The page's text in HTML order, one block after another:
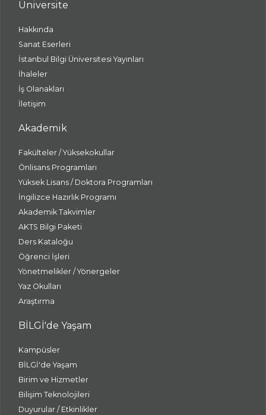
Üniversite
Hakkında
Sanat Eserleri
İstanbul Bilgi Üniversitesi Yayınları
İhaleler
İş Olanakları
İletişim
Akademik
Fakülteler / Yüksekokullar
Önlisans Programları
Yüksek Lisans / Doktora Programları
İngilizce Hazırlık Programı
Akademik Takvimler
AKTS Bilgi Paketi
Ders Kataloğu
Öğrenci İşleri
Yönetmelikler / Yönergeler
Yaz Okulları
Araştırma
BİLGİ'de Yaşam
Kampüsler
BİLGİ'de Yaşam
Birim ve Hizmetler
Bilişim Teknolojileri
Duyurular / Etkinlikler